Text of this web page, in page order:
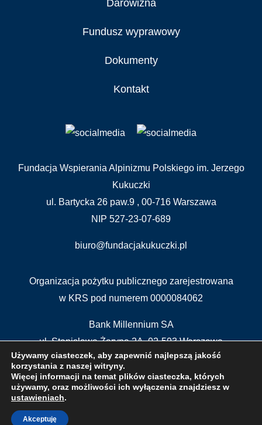
Darowizna
Fundusz wyprawowy
Dokumenty
Kontakt
Fundacja Wspierania Alpinizmu Polskiego im. Jerzego
Kukuczki
ul. Bartycka 26 paw.9 , 00-716 Warszawa
NIP 527-23-07-689
biuro@fundacjakukuczki.pl
Organizacja pożytku publicznego zarejestrowana
w KRS pod numerem 0000084062
Bank Millennium SA
ul. Stanisława Żaryna 2A, 02-593 Warszawa
BIC/SWIFT CODE : BIGBPLPWXXX
IBAN: PL 04 1160 2202 0000 0000 5515 5611
Używamy ciasteczek, aby zapewnić najlepszą jakość
korzystania z naszej witryny.
Więcej informacji na temat plików ciasteczka, których
używamy, oraz możliwości ich wyłączenia znajdziesz w
ustawieniach.
Akceptuję